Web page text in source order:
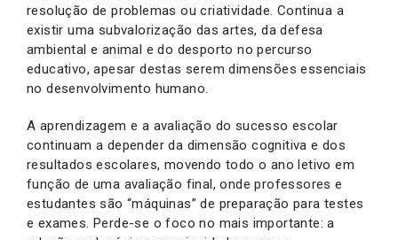
resolução de problemas ou criatividade. Continua a
existir uma subvalorização das artes, da defesa
ambiental e animal e do desporto no percurso
educativo, apesar destas serem dimensões essenciais
no desenvolvimento humano.
A aprendizagem e a avaliação do sucesso escolar
continuam a depender da dimensão cognitiva e dos
resultados escolares, movendo todo o ano letivo em
função de uma avaliação final, onde professores e
estudantes são “máquinas” de preparação para testes
e exames. Perde-se o foco no mais importante: a